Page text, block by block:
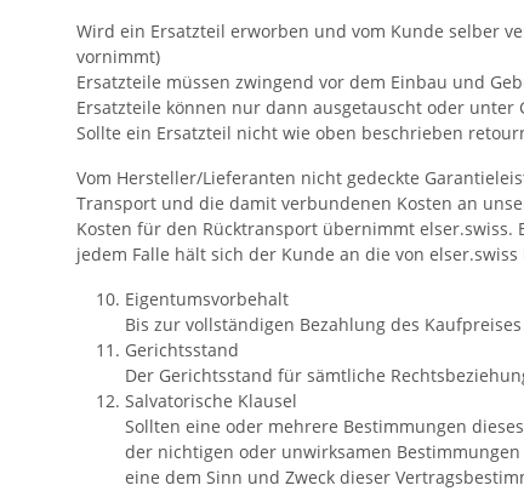
Wird ein Ersatzteil erworben und vom Kunde selber
vornimmt)
Ersatzteile müssen zwingend vor dem Einbau und
Ersatzteile können nur dann ausgetauscht oder
Sollte ein Ersatzteil nicht wie oben beschrieben
Vom Hersteller/Lieferanten nicht gedeckte
Transport und die damit verbundenen Kosten an
Kosten für den Rücktransport übernimmt
jedem Falle hält sich der Kunde an die von
Eigentumsvorbehalt
Bis zur vollständigen Bezahlung des
Gerichtsstand
Der Gerichtsstand für sämtliche
Salvatorische Klausel
Sollten eine oder mehrere Bestimmungen
der nichtigen oder unwirksamen Bestimmungen
eine dem Sinn und Zweck dieser